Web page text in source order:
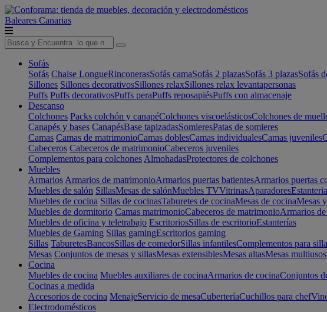
Baleares Canarias
Sofás
Sofás Chaise LongueRinconerasSofás camaSofás 2 plazasSofás 3 plazasSofás
Sillones Sillones decorativosSillones relaxSillones relax levantapersonas
Puffs Puffs decorativosPuffs peraPuffs reposapiésPuffs con almacenaje
Descanso
Colchones Packs colchón y canapéColchones viscoelásticosColchones de
Canapés y bases CanapésBase tapizadasSomieresPatas de somieres
Camas Camas de matrimonioCamas doblesCamas individualesCamas juveniles
Cabeceros Cabeceros de matrimonioCabeceros juveniles
Complementos para colchones AlmohadasProtectores de colchones
Muebles
Armarios Armarios de matrimonioArmarios puertas batientesArmarios puertas
Muebles de salón SillasMesas de salónMuebles TVVitrinasAparadores
Muebles de cocina Sillas de cocinasTaburetes de cocinaMesas de cocinaMesas
Muebles de dormitorio Camas matrimonioCabeceros de matrimonioArmarios
Muebles de oficina y teletrabajo EscritoriosSillas de escritorioEstanterías
Muebles de Gaming Sillas gamingEscritorios gaming
Sillas TaburetesBancosSillas de comedorSillas infantilesComplementos para
Mesas Conjuntos de mesas y sillasMesas extensiblesMesas altasMesas multiusos
Cocina
Muebles de cocina Muebles auxiliares de cocinaArmarios de cocinaConjuntos
Cocinas a medida
Accesorios de cocina MenajeServicio de mesaCuberteríaCuchillos para chef
Electrodomésticos